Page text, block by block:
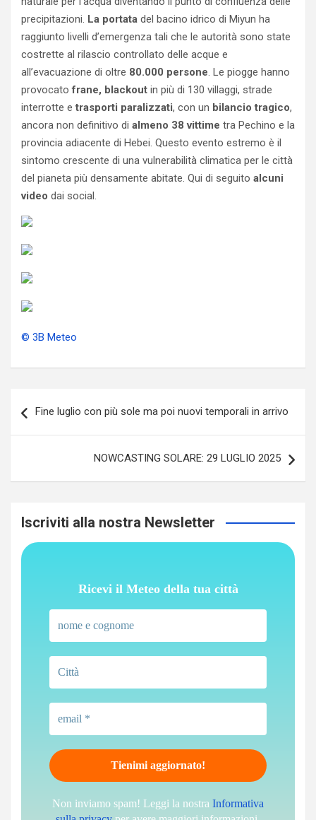
precipitazioni. La portata del bacino idrico di Miyun ha
raggiunto livelli d’emergenza tali che le autorità sono state
costrette al rilascio controllato delle acque e
all’evacuazione di oltre 80.000 persone. Le piogge hanno
provocatofrane, blackout in più di 130 villaggi, strade
interrotte etrasporti paralizzati, con un bilancio tragico,
ancora non definitivo di almeno 38 vittime tra Pechino e la
provincia adiacente di Hebei. Questo evento estremo è il
sintomo crescente di una vulnerabilità climatica per le città
del pianeta più densamente abitate. Qui di seguito alcuni
video dai social.
© 3B Meteo
articoli
Fine luglio con più sole ma poi nuovi temporali in arrivo
NOWCASTING SOLARE: 29 LUGLIO 2025
Iscriviti alla nostra Newsletter
Ricevi il Meteo della tua città
Non inviamo spam! Leggi la nostra Informativa